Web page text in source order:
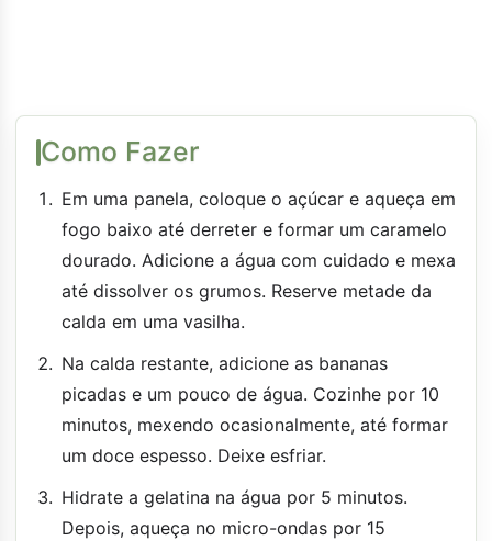
Como Fazer
Em uma panela, coloque o açúcar e aqueça em
fogo baixo até derreter e formar um caramelo
dourado. Adicione a água com cuidado e mexa
até dissolver os grumos. Reserve metade da
calda em uma vasilha.
Na calda restante, adicione as bananas
picadas e um pouco de água. Cozinhe por 10
minutos, mexendo ocasionalmente, até formar
um doce espesso. Deixe esfriar.
Hidrate a gelatina na água por 5 minutos.
Depois, aqueça no micro-ondas por 15